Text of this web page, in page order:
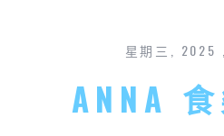
星期三, 2025
ANNA